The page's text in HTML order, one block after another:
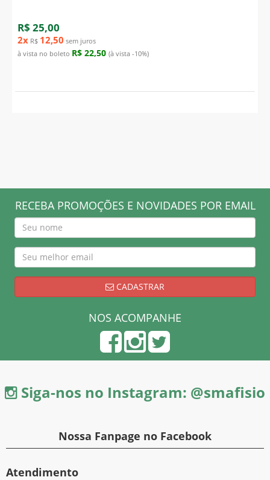
R$ 25,00
2x R$ 12,50 sem juros
à vista no boleto R$ 22,50 (à vista -10%)
RECEBA PROMOÇÕES E NOVIDADES POR EMAIL
CADASTRAR
NOS ACOMPANHE
Siga-nos no Instagram: @smafisio
Nossa Fanpage no Facebook
Atendimento